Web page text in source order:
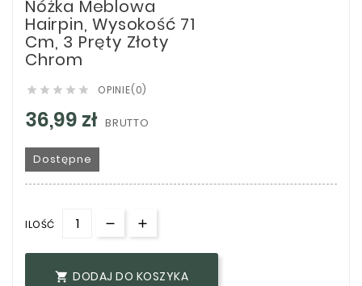
Nóżka Meblowa
Hairpin, Wysokość 71
Cm, 3 Pręty Złoty
Chrom
     OPINIE(0)
36,99 zł BRUTTO
Dostępne
ILOŚĆ
 DODAJ DO KOSZYKA